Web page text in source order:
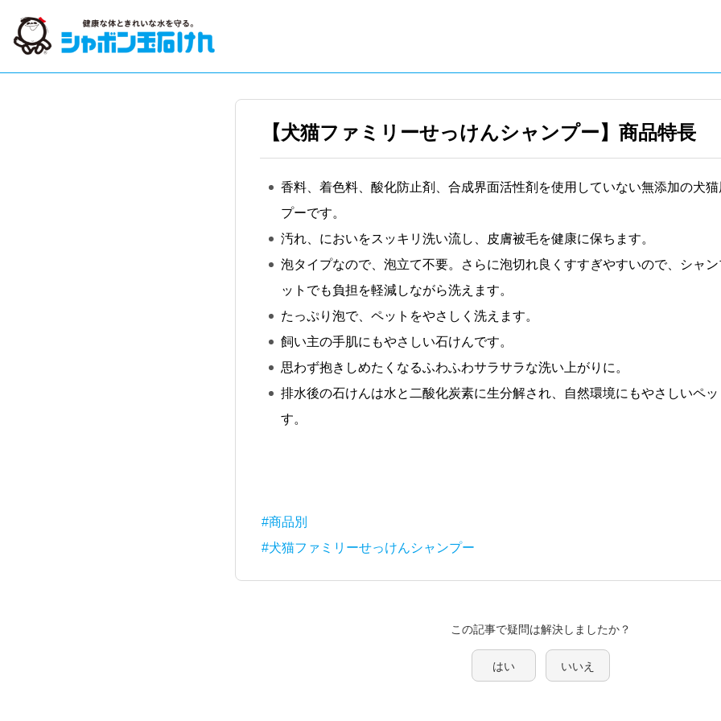
【犬猫ファミリーせっけんシャンプー】商品特長
香料、着色料、酸化防止剤、合成界面活性剤を使用していない無添加の犬
プーです。
汚れ、においをスッキリ洗い流し、皮膚被毛を健康に保ちます。
泡タイプなので、泡立て不要。さらに泡切れ良くすすぎやすいので、シャ
ットでも負担を軽減しながら洗えます。
たっぷり泡で、ペットをやさしく洗えます。
飼い主の手肌にもやさしい石けんです。
思わず抱きしめたくなるふわふわサラサラな洗い上がりに。
排水後の石けんは水と二酸化炭素に生分解され、自然環境にもやさしいペ
す。
#商品別
#犬猫ファミリーせっけんシャンプー
この記事で疑問は解決しましたか？
はい いいえ